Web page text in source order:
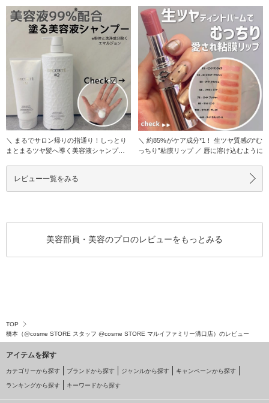
＼ まるでサロン帰りの指通り！しっとり
まとまるツヤ髪へ導く美容液シャンプー
＼ 約85%がケア成分*1！ 生ツヤ質感の“む
っちり”粘膜リップ ／ 唇に溶け込むように
レビュー一覧をみる
美容部員・美容のプロのレビューをもっとみる
TOP
橋本（@cosme STORE スタッフ @cosme STORE マルイファミリー溝口店）のレビュー
アイテムを探す
カテゴリーから探す ブランドから探す ジャンルから探す キャンペーンから探す
ランキングから探す キーワードから探す